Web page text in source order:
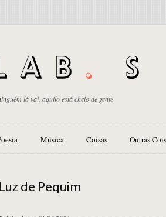
lá vai, aquilo está cheio de gente
Música Coisas Outras
de Pequim